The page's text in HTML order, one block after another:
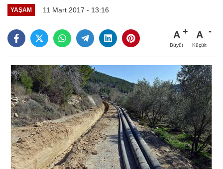
YAŞAM 11 Mart 2017 - 13:16
A
Büyüt
A
Küçült